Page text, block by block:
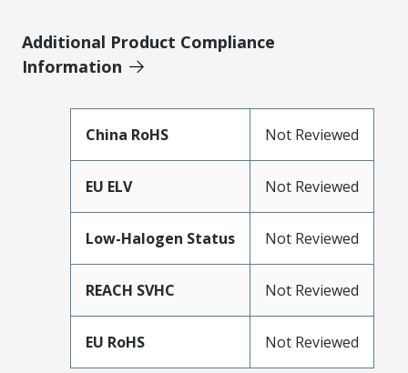
Additional Product Compliance
Information
China RoHS Not Reviewed
EU ELV Not Reviewed
Low-Halogen Status Not Reviewed
REACH SVHC Not Reviewed
EU RoHS Not Reviewed